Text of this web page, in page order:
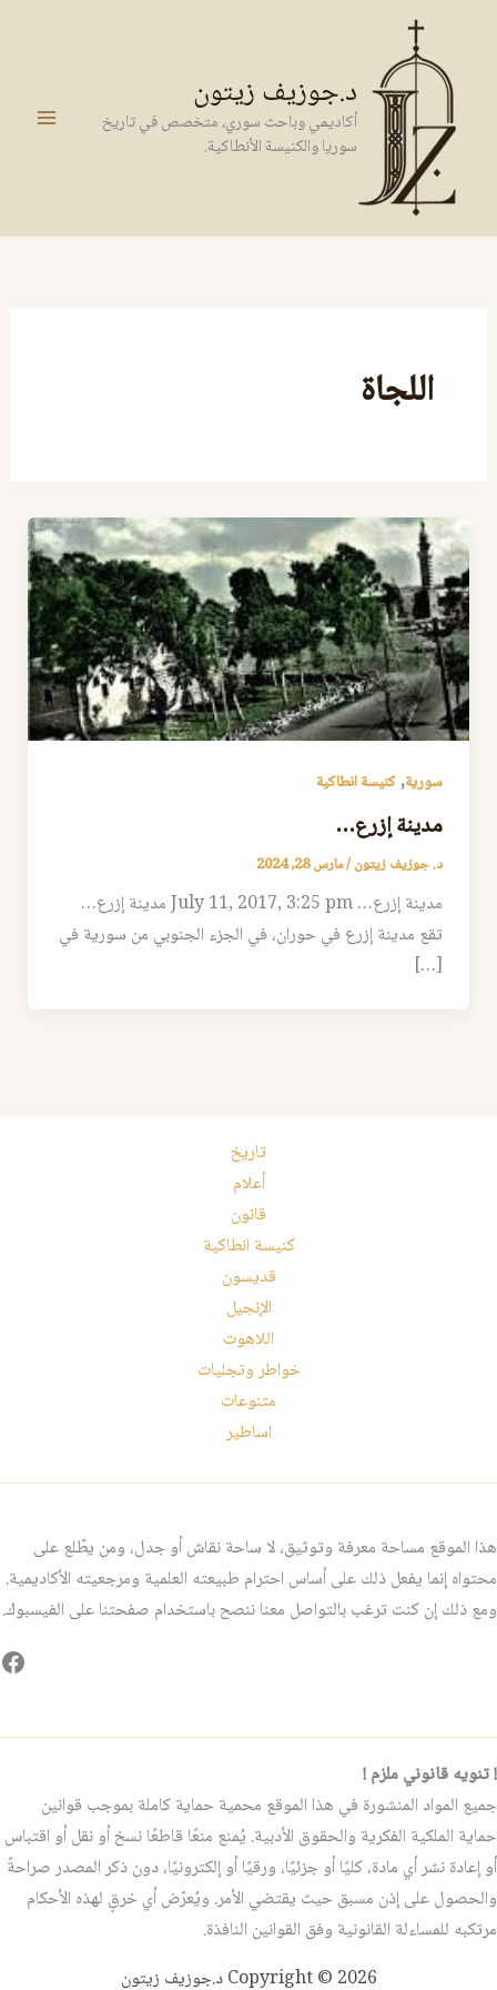
المحتوى
د.جوزيف زيتون
أكاديمي وباحث سوري، متخصص في تاريخ
سوريا والكنيسة الأنطاكية.
اللجاة
سورية,كنيسة انطاكية
مدينة إزرع…
د. جوزيف زيتون/مارس 28, 2024
مدينة إزرع… July 11, 2017, 3:25 pm مدينة إزرع…
تقع مدينة إزرع في حوران، في الجزء الجنوبي من سورية في
[…]
تاريخ
أعلام
قانون
كنيسة انطاكية
قديسون
الإنجيل
اللاهوت
خواطر وتجليات
متنوعات
اساطير
هذا الموقع مساحة معرفة وتوثيق، لا ساحة نقاش أو جدل، ومن يطّلع على
محتواه إنما يفعل ذلك على أساس احترام طبيعته العلمية ومرجعيته الأكاديمية.
ومع ذلك إن كنت ترغب بالتواصل معنا ننصح باستخدام صفحتنا على الفيسبوك.
! تنويه قانوني ملزم !
جميع المواد المنشورة في هذا الموقع محمية حماية كاملة بموجب قوانين
حماية الملكية الفكرية والحقوق الأدبية. يُمنع منعًا قاطعًا نسخ أو نقل أو اقتباس
أو إعادة نشر أي مادة، كليًا أو جزئيًا، ورقيًا أو إلكترونيًا، دون ذكر المصدر صراحةً
والحصول على إذن مسبق حيث يقتضي الأمر. ويُعرّض أي خرقٍ لهذه الأحكام
مرتكبه للمساءلة القانونية وفق القوانين النافذة.
Copyright © 2026 د.جوزيف زيتون